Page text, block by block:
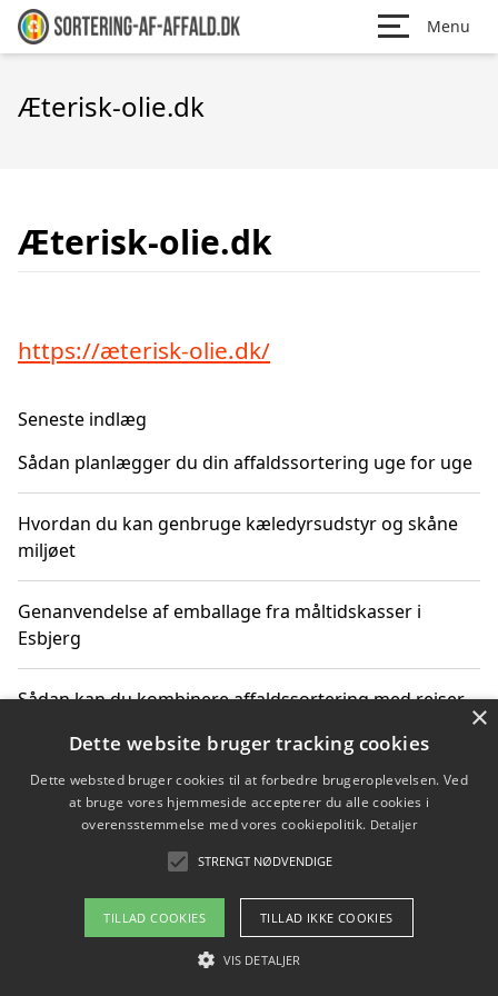
Menu
Æterisk-olie.dk
Æterisk-olie.dk
https://æterisk-olie.dk/
Seneste indlæg
Sådan planlægger du din affaldssortering uge for uge
Hvordan du kan genbruge kæledyrsudstyr og skåne
miljøet
Genanvendelse af emballage fra måltidskasser i
Esbjerg
Sådan kan du kombinere affaldssortering med rejser
Hvordan affaldssortering kan bidrage til co2 reduktion
Om / kontakt
Blog Betingelser
×
Dette website bruger tracking cookies
Dette websted bruger cookies til at forbedre brugeroplevelsen. Ved
at bruge vores hjemmeside accepterer du alle cookies i
overensstemmelse med vores cookiepolitik. Detaljer
STRENGT NØDVENDIGE
TILLAD COOKIES TILLAD IKKE COOKIES
VIS DETALJER